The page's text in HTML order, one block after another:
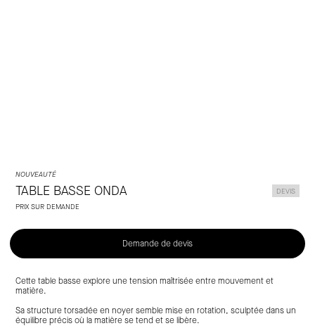
NOUVEAUTÉ
TABLE BASSE ONDA
DEVIS
PRIX SUR DEMANDE
Demande de devis
Cette table basse explore une tension maîtrisée entre mouvement et
matière.
Sa structure torsadée en noyer semble mise en rotation, sculptée dans un
équilibre précis où la matière se tend et se libère.